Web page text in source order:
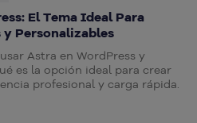
El Tema Ideal Para
Personalizables
Astra en WordPress y
es la opción ideal para crear
profesional y carga rápida.